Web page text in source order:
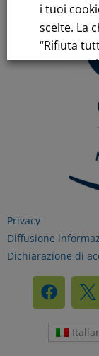
Privacy
Diffusione
Dichiarazione di
i tuoi
scelte. La
“Rifiuta
comporta
default e
in
Per
nostra
RIFIUTA